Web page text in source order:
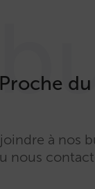
à nos
nous